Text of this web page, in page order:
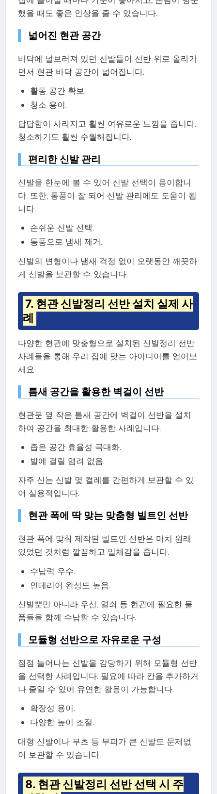
했을 때도 좋은 인상을 줄 수 있습니다.
넓어진 현관 공간
바닥에 널브러져 있던 신발들이 선반 위로 올라가
면서 현관 바닥 공간이 넓어집니다.
활동 공간 확보.
청소 용이.
답답함이 사라지고 훨씬 여유로운 느낌을 줍니다.
청소하기도 훨씬 수월해집니다.
편리한 신발 관리
신발을 한눈에 볼 수 있어 신발 선택이 용이합니
다. 또한, 통풍이 잘 되어 신발 관리에도 도움이 됩
니다.
손쉬운 신발 선택.
통풍으로 냄새 제거.
신발의 변형이나 냄새 걱정 없이 오랫동안 깨끗하
게 신발을 보관할 수 있습니다.
7. 현관 신발정리 선반 설치 실제 사
례
다양한 현관에 맞춤형으로 설치된 신발정리 선반
사례들을 통해 우리 집에 맞는 아이디어를 얻어보
세요.
틈새 공간을 활용한 벽걸이 선반
현관문 옆 작은 틈새 공간에 벽걸이 선반을 설치
하여 공간을 최대한 활용한 사례입니다.
좁은 공간 효율성 극대화.
발에 걸릴 염려 없음.
자주 신는 신발 몇 켤레를 간편하게 보관할 수 있
어 실용적입니다.
현관 폭에 딱 맞는 맞춤형 빌트인 선반
현관 폭에 맞춰 제작된 빌트인 선반은 마치 원래
있었던 것처럼 깔끔하고 일체감을 줍니다.
수납력 우수.
인테리어 완성도 높음.
신발뿐만 아니라 우산, 열쇠 등 현관에 필요한 물
품들을 함께 수납할 수 있습니다.
모듈형 선반으로 자유로운 구성
점점 늘어나는 신발을 감당하기 위해 모듈형 선반
을 선택한 사례입니다. 필요에 따라 칸을 추가하거
나 줄일 수 있어 유연한 활용이 가능합니다.
확장성 용이.
다양한 높이 조절.
대형 신발이나 부츠 등 부피가 큰 신발도 문제없
이 보관할 수 있습니다.
8. 현관 신발정리 선반 선택 시 주